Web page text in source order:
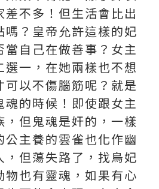
差不多！但生活會比出
嗎？皇帝允許這樣的妃
自己在做善事？女主
選一，在她兩樣也不想
可以不傷腦筋呢？就是
的時候！即使跟女主
，但鬼魂是奸的，一樣
公主養的雲雀也化作幽
，但蕩失路了，找烏妃
物也有靈魂，如果有心